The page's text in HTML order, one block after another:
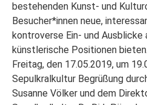
bestehenden Kunst- und
Besucher*innen neue,
kontroverse Ein- und
künstlerische Positionen
Freitag, den 17.05.2019, um
Sepulkralkultur Begrüßung
Susanne Völker und dem